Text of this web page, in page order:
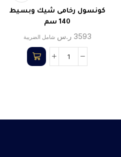
كونسول رخامى شيك وبسيط
140 سم
3593 ر.س شامل الضريبة